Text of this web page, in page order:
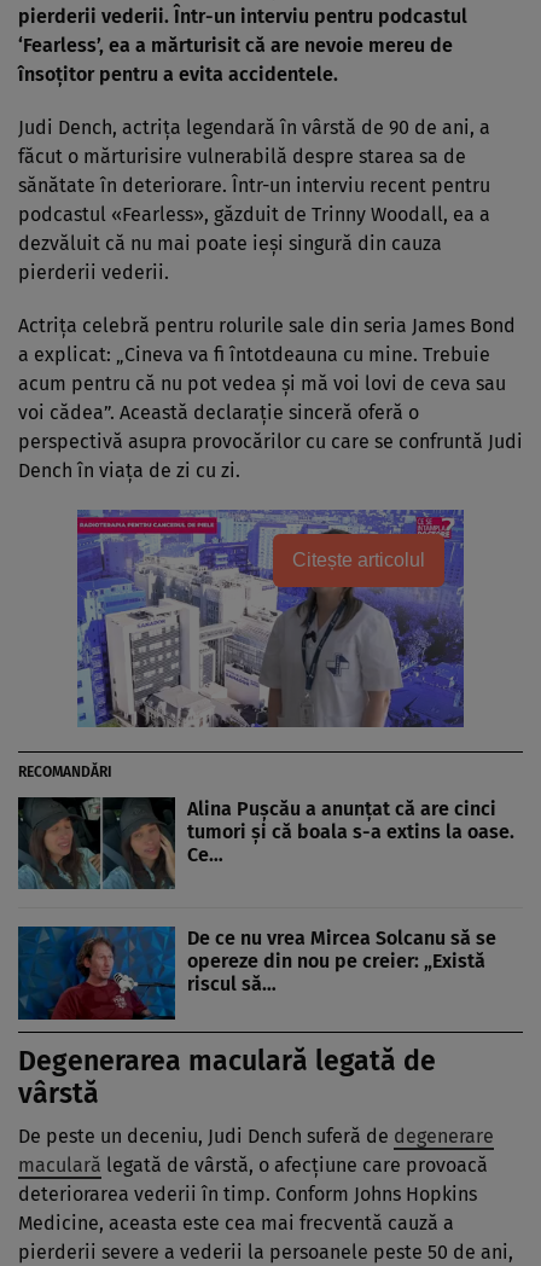
pierderii vederii. Într-un interviu pentru podcastul
‘Fearless’, ea a mărturisit că are nevoie mereu de
însoțitor pentru a evita accidentele.
Judi Dench, actrița legendară în vârstă de 90 de ani, a
făcut o mărturisire vulnerabilă despre starea sa de
sănătate în deteriorare. Într-un interviu recent pentru
podcastul «Fearless», găzduit de Trinny Woodall, ea a
dezvăluit că nu mai poate ieși singură din cauza
pierderii vederii.
Actrița celebră pentru rolurile sale din seria James Bond
a explicat: „Cineva va fi întotdeauna cu mine. Trebuie
acum pentru că nu pot vedea și mă voi lovi de ceva sau
voi cădea”. Această declarație sinceră oferă o
perspectivă asupra provocărilor cu care se confruntă Judi
Dench în viața de zi cu zi.
Citește articolul
RECOMANDĂRI
Alina Pușcău a anunțat că are cinci
tumori și că boala s-a extins la oase.
Ce…
De ce nu vrea Mircea Solcanu să se
opereze din nou pe creier: „Există
riscul să…
Degenerarea maculară legată de
vârstă
De peste un deceniu, Judi Dench suferă de degenerare
maculară legată de vârstă, o afecțiune care provoacă
deteriorarea vederii în timp. Conform Johns Hopkins
Medicine, aceasta este cea mai frecventă cauză a
pierderii severe a vederii la persoanele peste 50 de ani,